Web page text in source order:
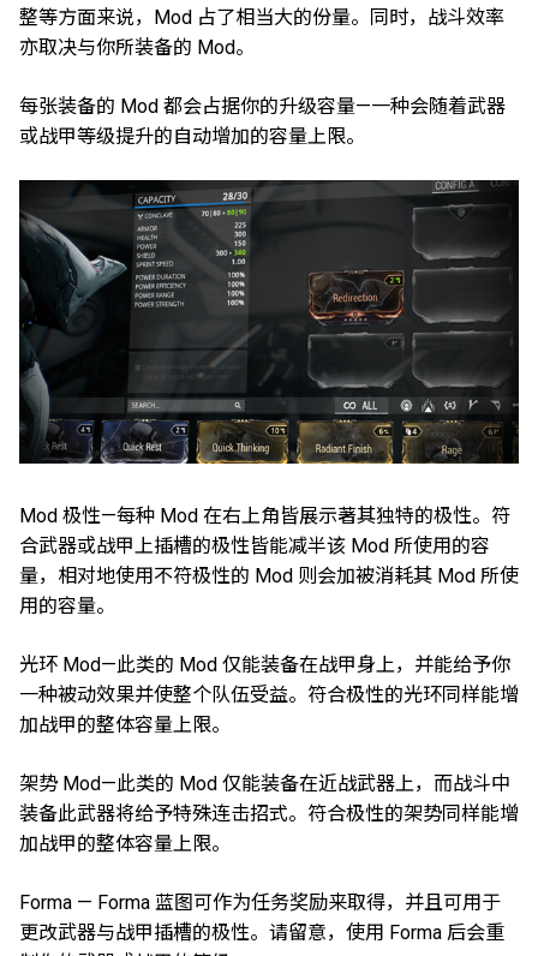
整等方面来说，Mod 占了相当大的份量。同时，战斗效率
亦取决与你所装备的 Mod。
每张装备的 Mod 都会占据你的升级容量—一种会随着武器
或战甲等级提升的自动增加的容量上限。
Mod 极性—每种 Mod 在右上角皆展示著其独特的极性。符
合武器或战甲上插槽的极性皆能减半该 Mod 所使用的容
量，相对地使用不符极性的 Mod 则会加被消耗其 Mod 所使
用的容量。
光环 Mod—此类的 Mod 仅能装备在战甲身上，并能给予你
一种被动效果并使整个队伍受益。符合极性的光环同样能增
加战甲的整体容量上限。
架势 Mod—此类的 Mod 仅能装备在近战武器上，而战斗中
装备此武器将给予特殊连击招式。符合极性的架势同样能增
加战甲的整体容量上限。
Forma — Forma 蓝图可作为任务奖励来取得，并且可用于
更改武器与战甲插槽的极性。请留意，使用 Forma 后会重